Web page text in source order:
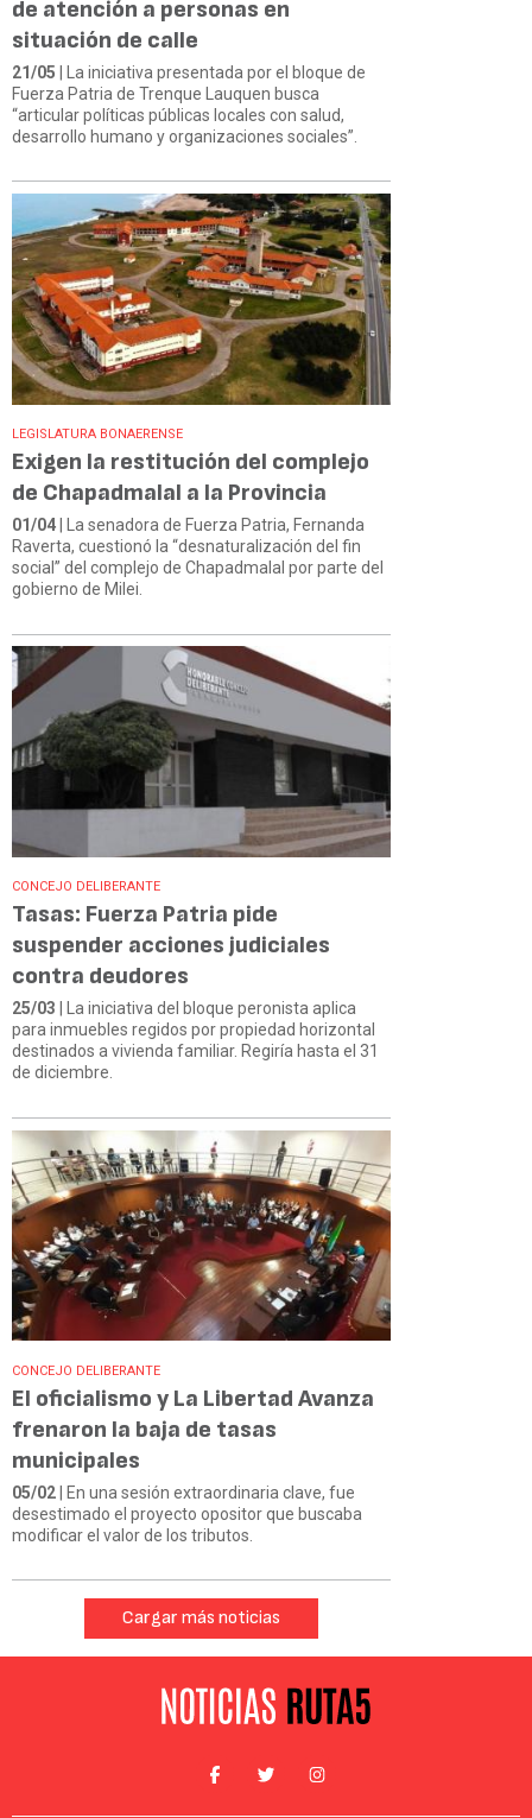
de atención a personas en
situación de calle
21/05 | La iniciativa presentada por el bloque de
Fuerza Patria de Trenque Lauquen busca
“articular políticas públicas locales con salud,
desarrollo humano y organizaciones sociales”.
LEGISLATURA BONAERENSE
Exigen la restitución del complejo
de Chapadmalal a la Provincia
01/04 | La senadora de Fuerza Patria, Fernanda
Raverta, cuestionó la “desnaturalización del fin
social” del complejo de Chapadmalal por parte del
gobierno de Milei.
CONCEJO DELIBERANTE
Tasas: Fuerza Patria pide
suspender acciones judiciales
contra deudores
25/03 | La iniciativa del bloque peronista aplica
para inmuebles regidos por propiedad horizontal
destinados a vivienda familiar. Regiría hasta el 31
de diciembre.
CONCEJO DELIBERANTE
El oficialismo y La Libertad Avanza
frenaron la baja de tasas
municipales
05/02 | En una sesión extraordinaria clave, fue
desestimado el proyecto opositor que buscaba
modificar el valor de los tributos.
Cargar más noticias